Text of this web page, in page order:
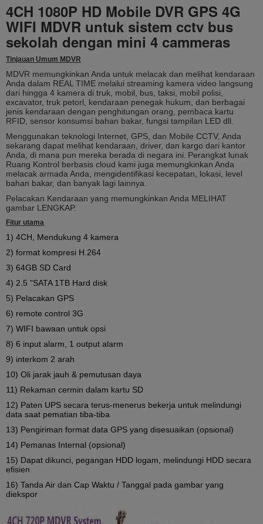
4CH 1080P HD Mobile DVR GPS 4G
WIFI MDVR untuk sistem cctv bus
sekolah dengan mini 4 cammeras
Tinjauan Umum MDVR
MDVR memungkinkan Anda untuk melacak dan melihat kendaraan
Anda dalam REAL TIME melalui streaming kamera video langsung
dari hingga 4 kamera di truk, mobil, bus, taksi, mobil polisi,
excavator, truk petorl, kendaraan penegak hukum, dan berbagai
jenis kendaraan dengan penghitungan orang, pembaca kartu
RFID, sensor konsumsi bahan bakar, fungsi tampilan LED dll.
Menggunakan teknologi Internet, GPS, dan Mobile CCTV, Anda
sekarang dapat melihat kendaraan, driver, dan kargo dari kantor
Anda, di mana pun mereka berada di negara ini. Perangkat lunak
Ruang Kontrol berbasis cloud kami juga memungkinkan Anda
melacak armada Anda, mengidentifikasi kecepatan, lokasi, level
bahan bakar, dan banyak lagi lainnya.
Pelacakan Kendaraan yang memungkinkan Anda MELIHAT
gambar LENGKAP.
Fitur utama
1) 4CH, Mendukung 4 kamera
2) format kompresi H.264
3) 64GB SD Card
4) 2.5 "SATA 1TB Hard disk
5) Pelacakan GPS
6) remote control 3G
7) WIFI bawaan untuk opsi
8) 6 input alarm, 1 output alarm
9) interkom 2 arah
10) Oli jarak jauh & pemutusan daya
11) Rekaman cermin dalam kartu SD
12) Paten UPS secara terus-menerus bekerja untuk melindungi
data saat pematian tiba-tiba
13) Pengiriman format data GPS yang disesuaikan (opsional)
14) Pemanas Internal (opsional)
15) Dapat dikunci, pegangan HDD logam, melindungi HDD secara
efisien
16) Tanda Air dan Cap Waktu / Tanggal pada gambar yang
diekspor